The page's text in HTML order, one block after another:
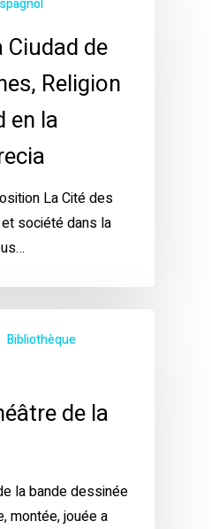
Ciudad de
Religion
en la
La Cité des
société dans la
Bibliothèque
de la
la bande dessinée
montée, jouée a